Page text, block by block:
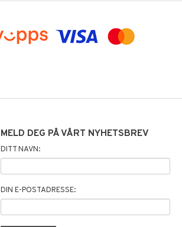
MELD DEG PÅ VÅRT NYHETSBREV
DITT NAVN:
DIN E-POSTADRESSE: